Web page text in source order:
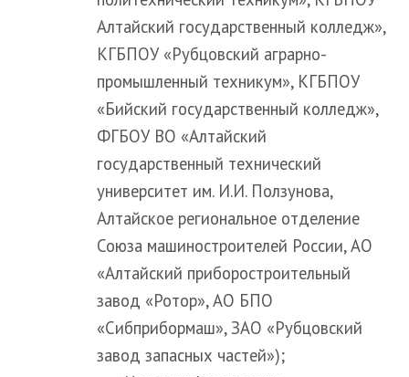
Алтайский государственный колледж»,
КГБПОУ «Рубцовский аграрно-
промышленный техникум», КГБПОУ
«Бийский государственный колледж»,
ФГБОУ ВО «Алтайский
государственный технический
университет им. И.И. Ползунова,
Алтайское региональное отделение
Союза машиностроителей России, АО
«Алтайский приборостроительный
завод «Ротор», АО БПО
«Сибприбормаш», ЗАО «Рубцовский
завод запасных частей»);